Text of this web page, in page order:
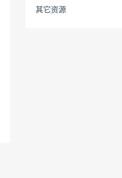
其它资源